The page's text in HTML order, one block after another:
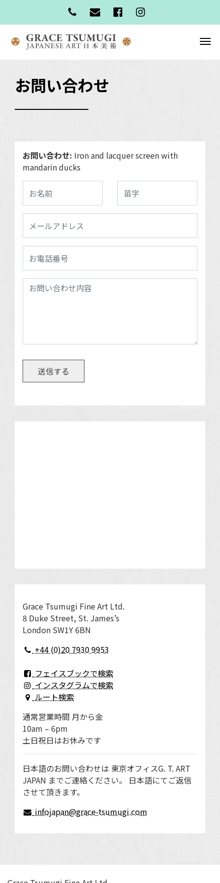
お問い合わせ
お問い合わせ: Iron and lacquer screen with
mandarin ducks
Grace Tsumugi Fine Art Ltd.
8 Duke Street, St. James’s
London SW1Y 6BN
+44 (0)20 7930 9953
フェイスブックで検索
インスタグラムで検索
ルート検索
通常営業時間 月から金
10am – 6pm
土日祝日はお休みです
日本語のお問い合わせは 東京オフィスG. T. ART
JAPAN までご連絡ください。 日本語にてご返信
させて頂きます。
infojapan@grace-tsumugi.com